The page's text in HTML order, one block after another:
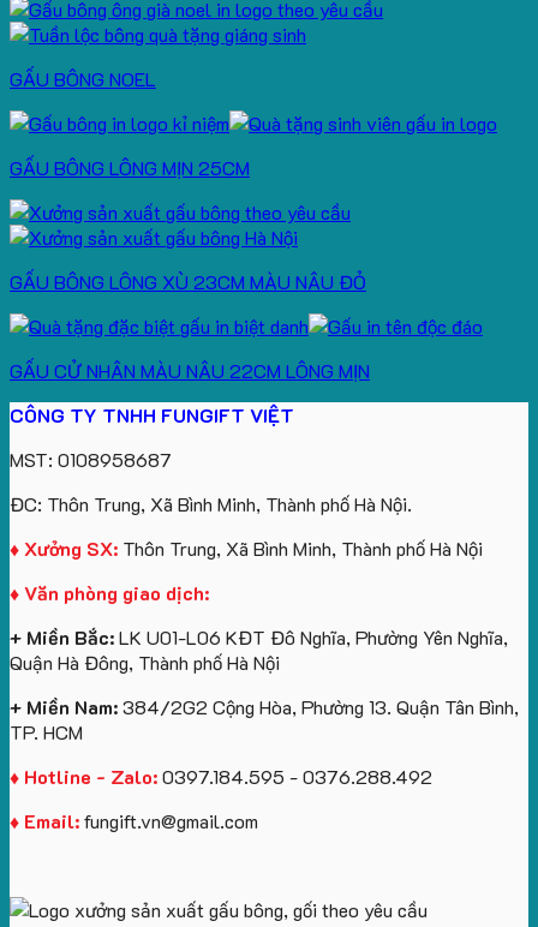
GẤU BÔNG NOEL
GẤU BÔNG LÔNG MỊN 25CM
GẤU BÔNG LÔNG XÙ 23CM MÀU NÂU ĐỎ
GẤU CỬ NHÂN MÀU NÂU 22CM LÔNG MỊN
CÔNG TY TNHH FUNGIFT VIỆT
MST: 0108958687
ĐC: Thôn Trung, Xã Bình Minh, Thành phố Hà Nội.
♦ Xưởng SX: Thôn Trung, Xã Bình Minh, Thành phố Hà Nội
♦ Văn phòng giao dịch:
+ Miền Bắc:LK U01-L06 KĐT Đô Nghĩa, Phường Yên Nghĩa,
Quận Hà Đông, Thành phố Hà Nội
+ Miền Nam:384/2G2 Cộng Hòa, Phường 13. Quận Tân Bình,
TP. HCM
♦ Hotline - Zalo:0397.184.595 - 0376.288.492
♦ Email:fungift.vn@gmail.com